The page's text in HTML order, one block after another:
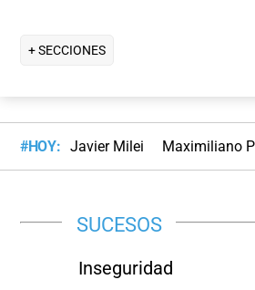
+ SECCIONES
#HOY: Javier Milei Maximiliano
SUCESOS
Inseguridad